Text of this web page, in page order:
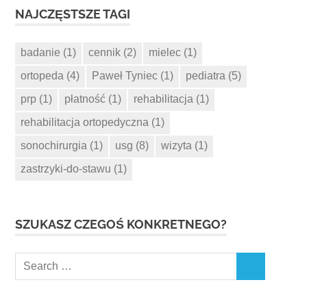
NAJCZĘSTSZE TAGI
badanie (1) cennik (2) mielec (1)
ortopeda (4) Paweł Tyniec (1) pediatra (5)
prp (1) płatność (1) rehabilitacja (1)
rehabilitacja ortopedyczna (1)
sonochirurgia (1) usg (8) wizyta (1)
zastrzyki-do-stawu (1)
SZUKASZ CZEGOŚ KONKRETNEGO?
Search